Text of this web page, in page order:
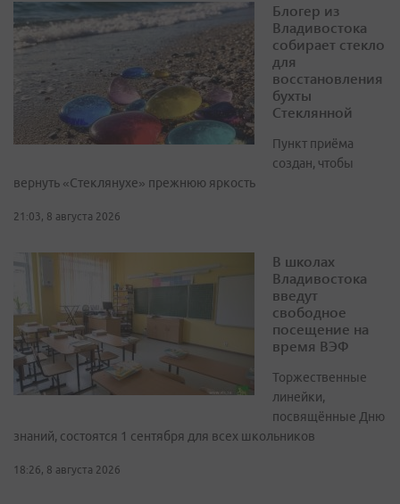
Блогер из
Владивостока
собирает стекло
для
восстановления
бухты
Стеклянной
Пункт приёма
создан, чтобы
вернуть «Стеклянухе» прежнюю яркость
21:03, 8 августа 2026
В школах
Владивостока
введут
свободное
посещение на
время ВЭФ
Торжественные
линейки,
посвящённые Дню
знаний, состоятся 1 сентября для всех школьников
18:26, 8 августа 2026